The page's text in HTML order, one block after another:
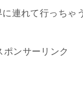
連れて行っちゃ
ポンサーリンク